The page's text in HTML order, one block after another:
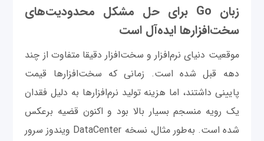
زبان Go برای حل مشکل محدودیت‌های
سخت‌افزارها ایده‌آل است
موقعیت دنیای نرم‌افزار و سخت‌افزار دقیقا متفاوت از چند
دهه قبل شده است. زمانی که سخت‌افزارها قیمت
پایینی داشتند، اما هزینه تولید نرم‌افزارها به دلیل فقدان
یک رویه منسجم بسیار بالا بود و اکنون قضیه برعکس
شده است. به‌طور مثال، نسخه DataCenter ویندوز سرور